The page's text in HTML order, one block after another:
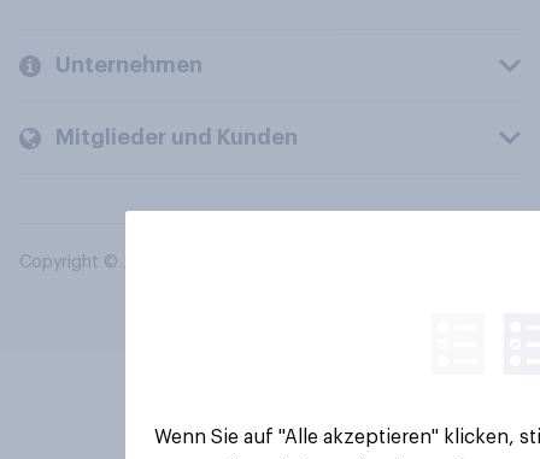
Unternehmen
Mitglieder und Kunden
Copyright © 2026 YouGov PLC. Alle Rechte vorbehalten.
Wenn Sie auf "Alle akzeptieren" klicken,